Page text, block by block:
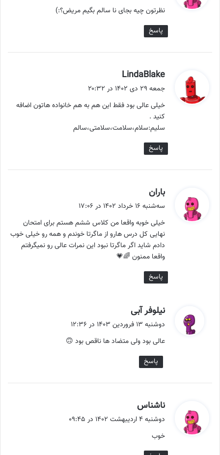
:
نظرتون چیه بجای نا سالم بگیم مریض؟:)
پاسخ
LindaBlake
ف
:
جمعه ۲۹ دی ۱۴۰۲ در ۲۰:۳۲
خیلی عالی بود فقط این هم به هم خانواده هاتون اضافه
کنید .
سلیم:سلام،سلامت،سلامتی،سالم
پاسخ
باران
:
سه‌شنبه ۱۶ خرداد ۱۴۰۲ در ۱۷:۰۶
خیلی خوبه واقعا من کلاس ششم هستم برای امتحان
نهایی کل درس هارو از ماگرتا خوندم و همه رو خیلی خوب
دادم شاید اگر ماگرتا نبود این نمرات عالی رو نمیگرفتم
واقعا ممنون 🌈💗
پاسخ
نیلوفر آبی
ف
دوشنبه ۱۳ فروردین ۱۴۰۳ در ۱۲:۳۶
عالی بود ولی متضاد ها ناقص بود 🙃
پاسخ
ناشناس
ف
دوشنبه ۴ اردیبهشت ۱۴۰۲ در ۰۹:۴۵
خوب